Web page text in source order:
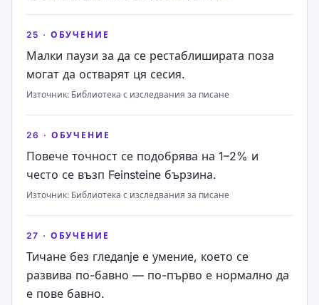
25 · ОБУЧЕНИЕ
Малки паузи за да се рестаблиширата поза
могат да остварят ця сесия.
Източник: Библиотека с изследвания за писане
26 · ОБУЧЕНИЕ
Повече точност се подобрява на 1–2% и
често се възп Feinsteinе бързина.
Източник: Библиотека с изследвания за писане
27 · ОБУЧЕНИЕ
Тичане без гледanje е умение, което се
развива по-бавно — по-първо е нормално да
е пове бавно.